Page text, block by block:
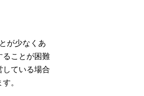
が少なくあ
ることが困難
している場合
。